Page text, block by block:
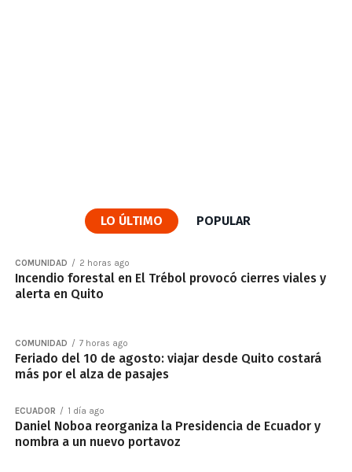
LO ÚLTIMO POPULAR
COMUNIDAD 2 horas ago
Incendio forestal en El Trébol provocó cierres viales y
alerta en Quito
COMUNIDAD 7 horas ago
Feriado del 10 de agosto: viajar desde Quito costará
más por el alza de pasajes
ECUADOR 1 día ago
Daniel Noboa reorganiza la Presidencia de Ecuador y
nombra a un nuevo portavoz